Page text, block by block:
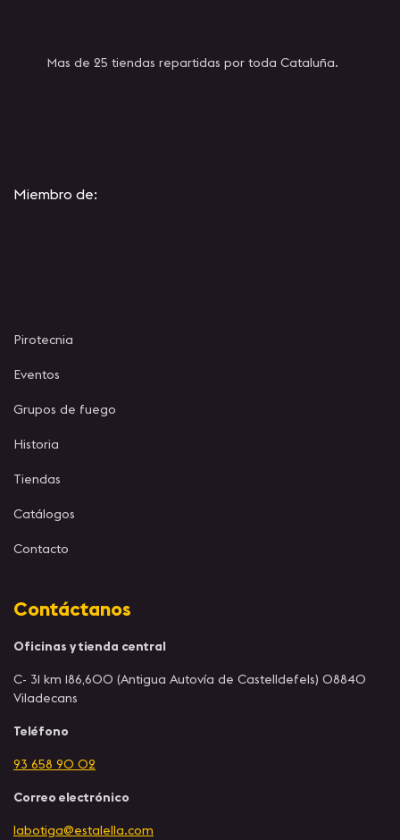
Mas de 25 tiendas repartidas por toda Cataluña.
Miembro de:
Pirotecnia
Eventos
Grupos de fuego
Historia
Tiendas
Catálogos
Contacto
Contáctanos
Oficinas y tienda central
C- 31 km 186,600 (Antigua Autovía de Castelldefels) 08840
Viladecans
Teléfono
93 658 90 02
Correo electrónico
labotiga@estalella.com